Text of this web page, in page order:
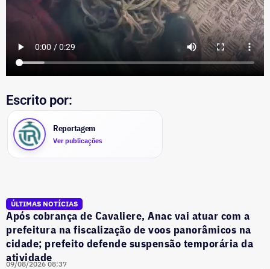
Escrito por:
Reportagem
Ver publicações
ÚLTIMAS NOTÍCIAS
Após cobrança de Cavaliere, Anac vai atuar com a
prefeitura na fiscalização de voos panorâmicos na
cidade; prefeito defende suspensão temporária da
atividade
09/08/2026 08:37